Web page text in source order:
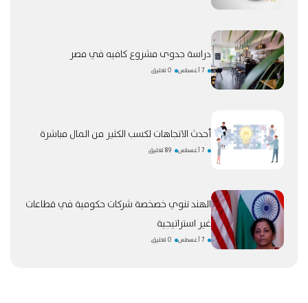
دراسة جدوى مشروع كافيه في مصر
7 أغسطس 0 تعليق
أحدث الاتجاهات لكسب الكثير من المال مباشرة
7 أغسطس 89 تعليق
الهند تنوي خصخصة شركات حكومية في قطاعات
غير استراتيجية
7 أغسطس 0 تعليق